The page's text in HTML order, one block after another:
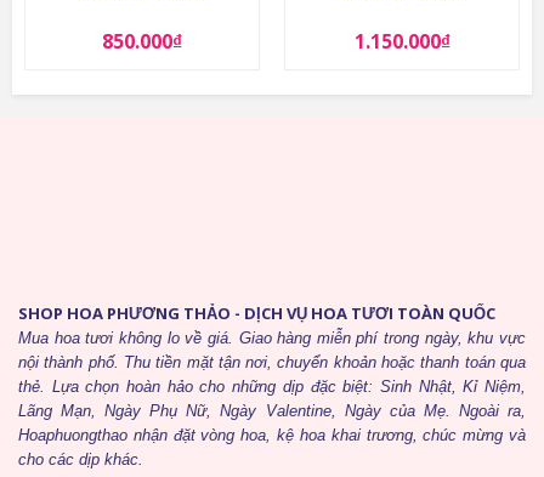
850.000₫ 1.150.000₫
SHOP HOA PHƯƠNG THẢO - DỊCH VỤ HOA TƯƠI TOÀN QUỐC
Mua hoa tươi không lo về giá. Giao hàng miễn phí trong ngày, khu vực
nội thành phố. Thu tiền mặt tận nơi, chuyển khoản hoặc thanh toán qua
thẻ. Lựa chọn hoàn hảo cho những dịp đặc biệt: Sinh Nhật, Kỉ Niệm,
Lãng Mạn, Ngày Phụ Nữ, Ngày Valentine, Ngày của Mẹ. Ngoài ra,
Hoaphuongthao nhận đặt vòng hoa, kệ hoa khai trương, chúc mừng và
cho các dịp khác.